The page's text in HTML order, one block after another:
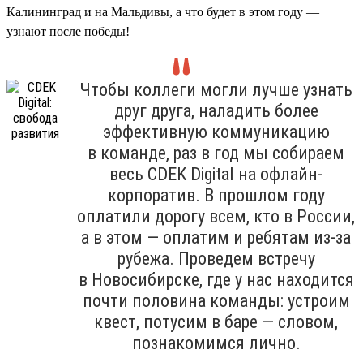
Калининград и на Мальдивы, а что будет в этом году —
узнают после победы!
Чтобы коллеги могли лучше узнать
друг друга, наладить более
эффективную коммуникацию
в команде, раз в год мы собираем
весь CDEK Digital на офлайн-
корпоратив. В прошлом году
оплатили дорогу всем, кто в России,
а в этом — оплатим и ребятам из-за
рубежа. Проведем встречу
в Новосибирске, где у нас находится
почти половина команды: устроим
квест, потусим в баре — словом,
познакомимся лично.